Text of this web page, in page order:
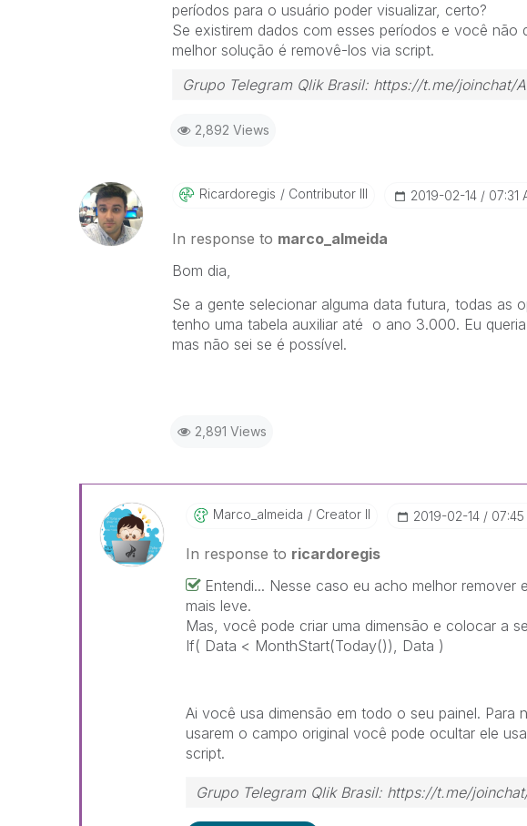
períodos para o usuário poder visualizar, certo?
Se existirem dados com esses períodos e você não
melhor solução é removê-los via script.
Grupo Telegram Qlik Brasil: https://t.me/joinchat/
2,892 Views
Ricardoregis Contributor III ‎2019-02-14 07:31
In response to marco_almeida
Bom dia,
Se a gente selecionar alguma data futura, todas as
tenho uma tabela auxiliar até o ano 3.000. Eu
mas não sei se é possível.
2,891 Views
Marco_almeida Creator II ‎2019-02-14 07:45
In response to ricardoregis
Entendi... Nesse caso eu acho melhor
mais leve.
Mas, você pode criar uma dimensão e colocar a
If( Data < MonthStart(Today()), Data )
Ai você usa dimensão em todo o seu painel. Para
usarem o campo original você pode ocultar ele
script.
Grupo Telegram Qlik Brasil: https://t.me/